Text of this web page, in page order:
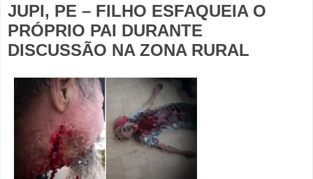
JUPI, PE – FILHO ESFAQUEIA O
PRÓPRIO PAI DURANTE
DISCUSSÃO NA ZONA RURAL